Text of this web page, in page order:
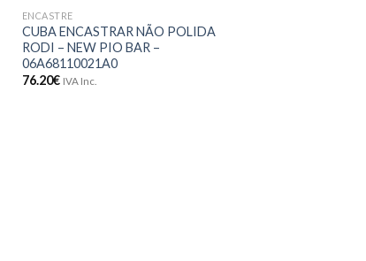
Adicionar
aos meus
ENCASTRE
CUBA ENCASTRAR NÃO POLIDA
RODI – NEW PIO BAR –
06A68110021A0
76.20€ IVA Inc.